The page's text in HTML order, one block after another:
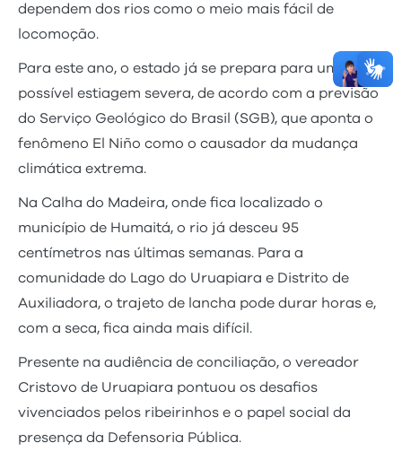
dependem dos rios como o meio mais fácil de
locomoção.
Para este ano, o estado já se prepara para uma
possível estiagem severa, de acordo com a previsão
do Serviço Geológico do Brasil (SGB), que aponta o
fenômeno El Niño como o causador da mudança
climática extrema.
Na Calha do Madeira, onde fica localizado o
município de Humaitá, o rio já desceu 95
centímetros nas últimas semanas. Para a
comunidade do Lago do Uruapiara e Distrito de
Auxiliadora, o trajeto de lancha pode durar horas e,
com a seca, fica ainda mais difícil.
Presente na audiência de conciliação, o vereador
Cristovo de Uruapiara pontuou os desafios
vivenciados pelos ribeirinhos e o papel social da
presença da Defensoria Pública.